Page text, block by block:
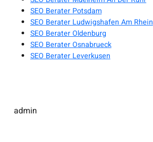
SEO Berater Potsdam
SEO Berater Ludwigshafen Am Rhein
SEO Berater Oldenburg
SEO Berater Osnabrueck
SEO Berater Leverkusen
admin